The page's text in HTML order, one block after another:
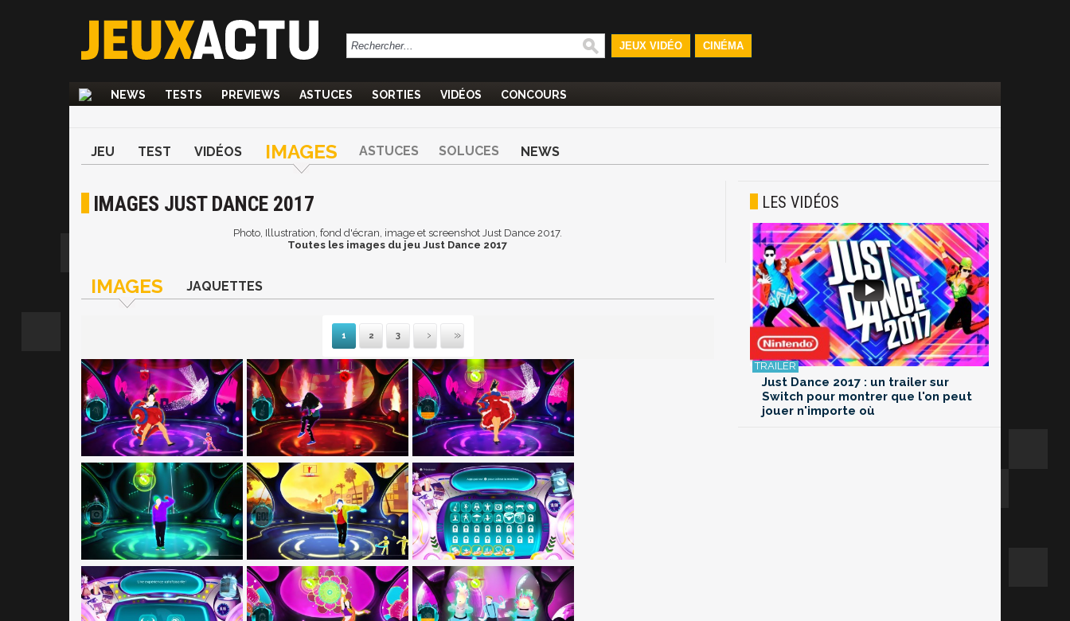
JEUX VIDÉO CINÉMA
NEWS TESTS PREVIEWS ASTUCES SORTIES VIDÉOS CONCOURS
JEU TEST VIDÉOS IMAGES ASTUCES SOLUCES NEWS
IMAGES JUST DANCE 2017
Photo, Illustration, fond d'écran, image et screenshot Just Dance 2017.
Toutes les images du jeu Just Dance 2017
IMAGES JAQUETTES
1 2 3
Suivante
Dernière
LES VIDÉOS
Just Dance 2017 : un trailer sur
Switch pour montrer que l'on peut
jouer n'importe où